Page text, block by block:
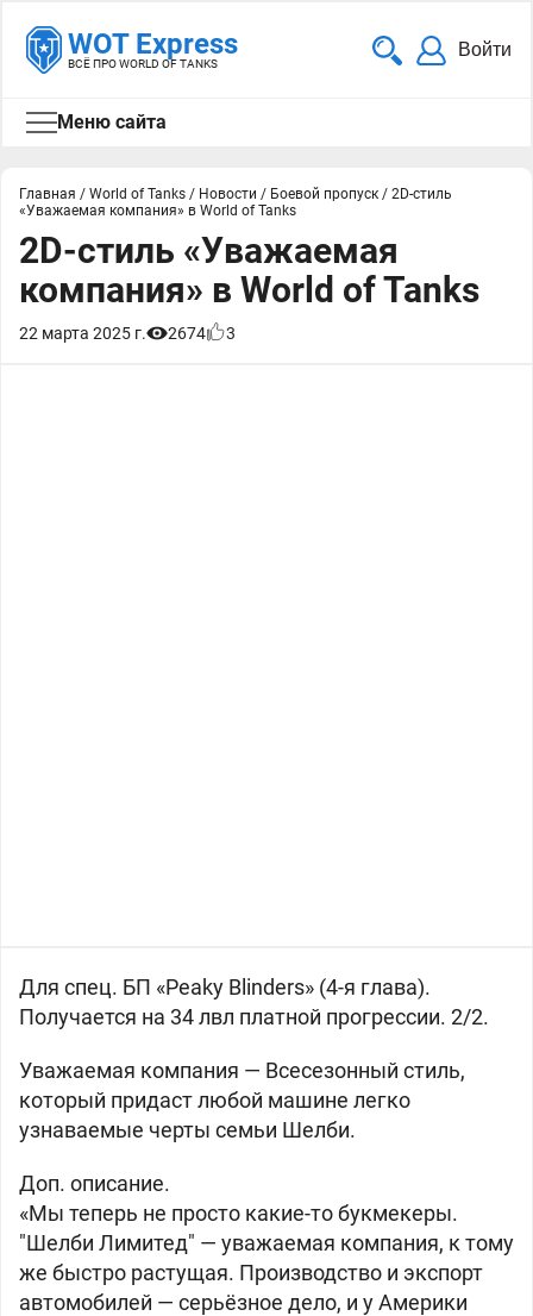
WOT Express
ВСЁ ПРО WORLD OF TANKS
Войти
Меню сайта
Главная / World of Tanks / Новости / Боевой пропуск / 2D-стиль
«Уважаемая компания» в World of Tanks
2D-стиль «Уважаемая
компания» в World of Tanks
22 марта 2025 г. 2674 3
Для спец. БП «Peaky Blinders» (4-я глава).
Получается на 34 лвл платной прогрессии. 2/2.
Уважаемая компания — Всесезонный стиль,
который придаст любой машине легко
узнаваемые черты семьи Шелби.
Доп. описание.
«Мы теперь не просто какие-то букмекеры.
"Шелби Лимитед" — уважаемая компания, к тому
же быстро растущая. Производство и экспорт
автомобилей — серьёзное дело, и у Америки